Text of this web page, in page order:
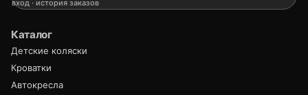
вход · история заказов
Каталог
Детские коляски
Кроватки
Автокресла